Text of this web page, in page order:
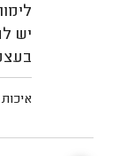
יש
איכות